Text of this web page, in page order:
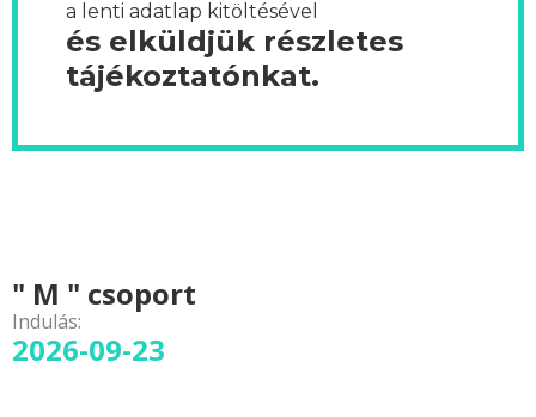
a lenti adatlap kitöltésével
és elküldjük részletes
tájékoztatónkat.
" M " csoport
Indulás:
2026-09-23